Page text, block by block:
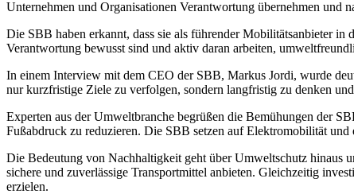
Unternehmen und Organisationen Verantwortung übernehmen und
Die SBB haben erkannt, dass sie als führender Mobilitätsanbieter
Verantwortung bewusst sind und aktiv daran arbeiten,
In einem Interview mit dem CEO der SBB, Markus Jordi, wurde
nur kurzfristige Ziele zu verfolgen, sondern langfristig zu denken
Experten aus der Umweltbranche begrüßen die Bemühungen der
Fußabdruck zu reduzieren. Die SBB setzen auf Elektromobilität
Die Bedeutung von Nachhaltigkeit geht über Umweltschutz hinaus
sichere und zuverlässige Transportmittel anbieten. Gleichzeitig
erzielen.